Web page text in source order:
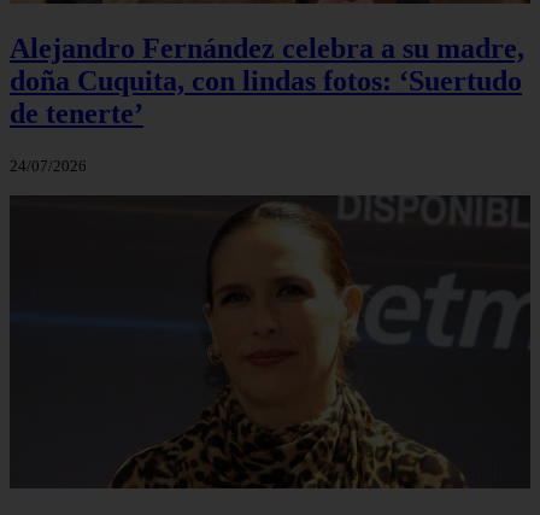
Alejandro Fernández celebra a su madre,
doña Cuquita, con lindas fotos: ‘Suertudo
de tenerte’
24/07/2026